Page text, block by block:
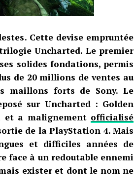
Cette devise empruntée
Uncharted. Le premier
solides fondations, permis
de 20 millions de ventes au
maillons forts de Sony. Le
sur Uncharted : Golden
et a malignement officialisé
de la PlayStation 4. Mais
et difficiles années de
face à un redoutable ennemi
exister et dont le nom ne